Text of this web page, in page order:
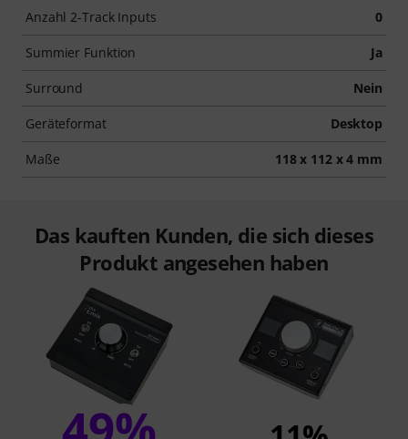
Anzahl 2-Track Inputs 0
Summier Funktion Ja
Surround Nein
Geräteformat Desktop
Maße 118 x 112 x 4 mm
Das kauften Kunden, die sich dieses
Produkt angesehen haben